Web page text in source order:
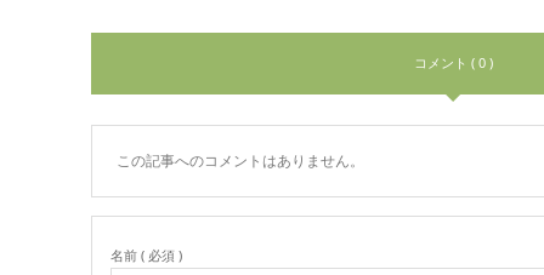
コメント ( 0 )
この記事へのコメントはありません。
名前 ( 必須 )